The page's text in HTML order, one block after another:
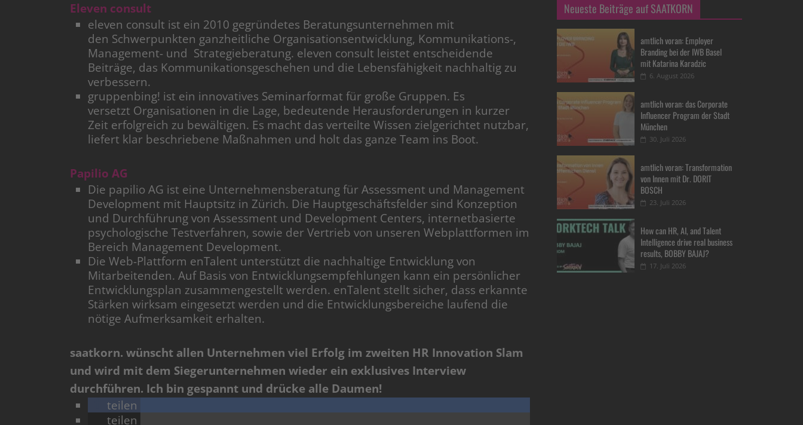
Eleven consult
eleven consult ist ein 2010 gegründetes Beratungsunternehmen mit
den Schwerpunkten ganzheitliche Organisationsentwicklung, Kommunikations-,
Management- und Strategieberatung. eleven consult leistet entscheidende
Beiträge, das Kommunikationsgeschehen und die Lebensfähigkeit nachhaltig zu
verbessern.
gruppenbing! ist ein innovatives Seminarformat für große Gruppen. Es
versetzt Organisationen in die Lage, bedeutende Herausforderungen in kurzer
Zeit erfolgreich zu bewältigen. Es macht das verteilte Wissen zielgerichtet nutzbar,
liefert klar beschriebene Maßnahmen und holt das ganze Team ins Boot.
Papilio AG
Die papilio AG ist eine Unternehmensberatung für Assessment und Management
Development mit Hauptsitz in Zürich. Die Hauptgeschäftsfelder sind Konzeption
und Durchführung von Assessment und Development Centers, internetbasierte
psychologische Testverfahren, sowie der Vertrieb von unseren Webplattformen im
Bereich Management Development.
Die Web-Plattform enTalent unterstützt die nachhaltige Entwicklung von
Mitarbeitenden. Auf Basis von Entwicklungsempfehlungen kann ein persönlicher
Entwicklungsplan zusammengestellt werden. enTalent stellt sicher, dass erkannte
Stärken wirksam eingesetzt werden und die Entwicklungsbereiche laufend die
nötige Aufmerksamkeit erhalten.
saatkorn. wünscht allen Unternehmen viel Erfolg im zweiten HR Innovation Slam
und wird mit dem Siegerunternehmen wieder ein exklusives Interview
durchführen. Ich bin gespannt und drücke alle Daumen!
teilen
teilen
Neueste Beiträge auf SAATKORN
amtlich voran: Employer
Branding bei der IWB Basel
mit Katarina Karadzic
6. August 2026
amtlich voran: das Corporate
Influencer Program der Stadt
München
30. Juli 2026
amtlich voran: Transformation
von Innen mit Dr. DORIT
BOSCH
23. Juli 2026
How can HR, AI, and Talent
Intelligence drive real business
results, BOBBY BAJAJ?
17. Juli 2026